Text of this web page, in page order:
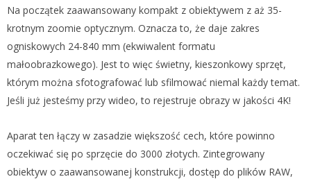
Na początek zaawansowany kompakt z obiektywem z aż 35-
krotnym zoomie optycznym. Oznacza to, że daje zakres
ogniskowych 24-840 mm (ekwiwalent formatu
małoobrazkowego). Jest to więc świetny, kieszonkowy sprzęt,
którym można sfotografować lub sfilmować niemal każdy temat.
Jeśli już jesteśmy przy wideo, to rejestruje obrazy w jakości 4K!
Aparat ten łączy w zasadzie większość cech, które powinno
oczekiwać się po sprzęcie do 3000 złotych. Zintegrowany
obiektyw o zaawansowanej konstrukcji, dostęp do plików RAW,